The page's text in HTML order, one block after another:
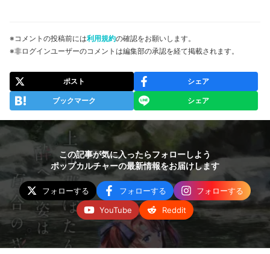
※コメントの投稿前には利用規約の確認をお願いします。
※非ログインユーザーのコメントは編集部の承認を経て掲載されます。
ポスト シェア
ブックマーク シェア
この記事が気に入ったらフォローしよう
ポップカルチャーの最新情報をお届けします
フォローする フォローする
フォローする
YouTube
Reddit